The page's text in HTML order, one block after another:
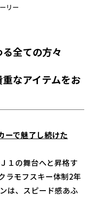
リー
全ての方々
なアイテムをお
ーで魅了し続けた
１の舞台へと昇格す
ラモフスキー体制2年
は、スピード感あふ